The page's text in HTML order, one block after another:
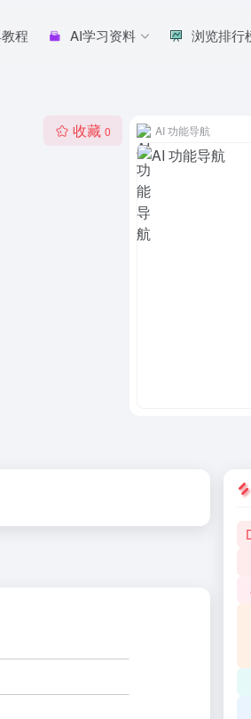
程 AI学习资料 浏览排行
收藏 0 AI 功能导航